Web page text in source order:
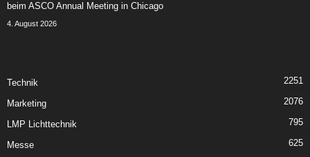
beim ASCO Annual Meeting in Chicago
4. August 2026
Technik 2251
Marketing 2076
LMP Lichttechnik 795
Messe 625